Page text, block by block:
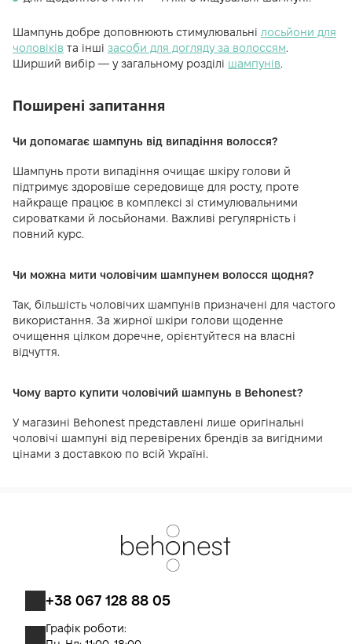
Шампунь добре доповнюють стимулювальні лосьйони для
чоловіків та інші засоби для догляду за волоссям.
Ширший вибір — у загальному розділі шампунів.
Поширені запитання
Чи допомагає шампунь від випадіння волосся?
Шампунь проти випадіння очищає шкіру голови й
підтримує здоровіше середовище для росту, проте
найкраще працює в комплексі зі стимулювальними
сироватками й лосьйонами. Важливі регулярність і
повний курс.
Чи можна мити чоловічим шампунем волосся щодня?
Так, більшість чоловічих шампунів призначені для частого
використання. За жирної шкіри голови щоденне
очищення цілком доречне, орієнтуйтеся на власні
відчуття.
Чому варто купити чоловічий шампунь в Behonest?
У магазині Behonest представлені лише оригінальні
чоловічі шампуні від перевірених брендів за вигідними
цінами з доставкою по всій Україні.
+38 067 128 88 05
Графік роботи: